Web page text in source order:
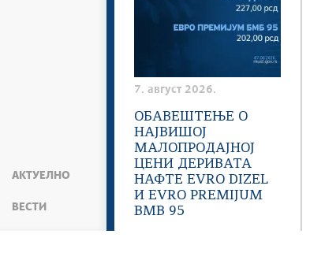
АКТУЕЛНО
ВЕСТИ
7. август 2026.
ОБАВЕШТЕЊЕ О
НАЈВИШОЈ
МАЛОПРОДАЈНОЈ
ЦЕНИ ДЕРИВАТА
НАФТЕ EVRO DIZEL
И EVRO PREMIJUM
BMB 95